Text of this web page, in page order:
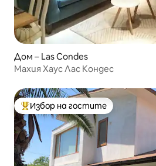
Дом – Las Condes
Махия Хаус Лас Кондес
Най-популярен избор на гостите
Избор на гостите